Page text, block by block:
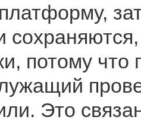
потому что
Это